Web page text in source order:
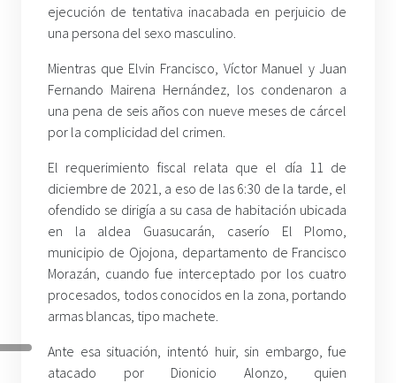
ejecución de tentativa inacabada en perjuicio de
una persona del sexo masculino.
Mientras que Elvin Francisco, Víctor Manuel y Juan
Fernando Mairena Hernández, los condenaron a
una pena de seis años con nueve meses de cárcel
por la complicidad del crimen.
El requerimiento fiscal relata que el día 11 de
diciembre de 2021, a eso de las 6:30 de la tarde, el
ofendido se dirigía a su casa de habitación ubicada
en la aldea Guasucarán, caserío El Plomo,
municipio de Ojojona, departamento de Francisco
Morazán, cuando fue interceptado por los cuatro
procesados, todos conocidos en la zona, portando
armas blancas, tipo machete.
Ante esa situación, intentó huir, sin embargo, fue
atacado por Dionicio Alonzo, quien